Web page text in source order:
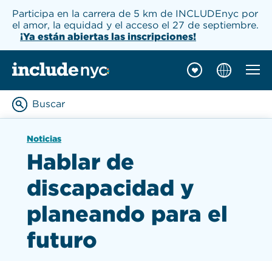
Participa en la carrera de 5 km de INCLUDEnyc por
el amor, la equidad y el acceso el 27 de septiembre.
¡Ya están abiertas las inscripciones!
Buscar
Noticias
Hablar de
discapacidad y
planeando para el
futuro